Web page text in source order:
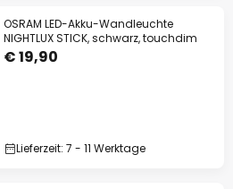
OSRAM LED-Akku-Wandleuchte
NIGHTLUX STICK, schwarz, touchdim
€ 19,90
Lieferzeit: 7 - 11 Werktage